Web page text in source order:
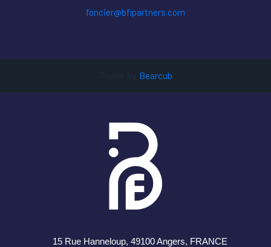
foncier@bfipartners.com
Bearcub
15 Rue Hanneloup, 49100 Angers, FRANCE